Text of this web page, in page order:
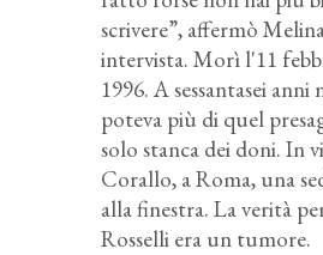
scrivere”, affermò
intervista. Morì l'11
1996. A sessantasei anni
poteva più di quel
solo stanca dei doni. In
Corallo, a Roma, una
alla finestra. La verità
Rosselli era un tumore.